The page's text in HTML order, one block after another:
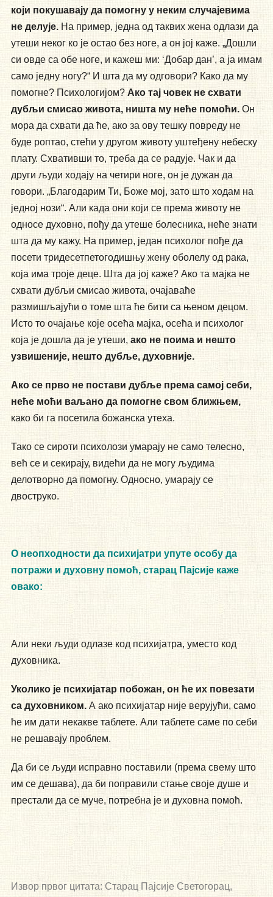
који покушавају да помогну у неким случајевима
не делује.На пример, једна од таквих жена одлази да
утеши неког ко је остао без ноге, а он јој каже. „Дошли
си овде са обе ноге, и кажеш ми: ‘Добар дан’, а ја имам
само једну ногу?“ И шта да му одговори? Како да му
помогне? Психологијом? Ако тај човек не схвати
дубљи смисао живота, ништа му неће помоћи.Он
мора да схвати да ће, ако за ову тешку повреду не
буде роптао, стећи у другом животу уштеђену небеску
плату. Схвативши то, треба да се радује. Чак и да
други људи ходају на четири ноге, он је дужан да
говори. „Благодарим Ти, Боже мој, зато што ходам на
једној нози“. Али када они који се према животу не
односе духовно, пођу да утеше болесника, неће знати
шта да му кажу. На пример, један психолог пође да
посети тридесетпетогодишњу жену оболелу од рака,
која има троје деце. Шта да јој каже? Ако та мајка не
схвати дубљи смисао живота, очајаваће
размишљајући о томе шта ће бити са њеном децом.
Исто то очајање које осећа мајка, осећа и психолог
која је дошла да је утеши, ако не поима и нешто
узвишеније, нешто дубље, духовније.
Ако се прво не постави дубље према самој себи,
неће моћи ваљано да помогне свом ближњем,
како би га посетила божанска утеха.
Тако се сироти психолози умарају не само телесно,
већ се и секирају, видећи да не могу људима
делотворно да помогну. Односно, умарају се
двоструко.
О неопходности да психијатри упуте особу да
потражи и духовну помоћ, старац Пајсије каже
овако:
Али неки људи одлазе код психијатра, уместо код
духовника.
Уколико је психијатар побожан, он ће их повезати
са духовником.А ако психијатар није верујући, само
ће им дати некакве таблете. Али таблете саме по себи
не решавају проблем.
Да би се људи исправно поставили (према свему што
им се дешава), да би поправили стање своје душе и
престали да се муче, потребна је и духовна помоћ.
Извор првог цитата: Старац Пајсије Светогорац,